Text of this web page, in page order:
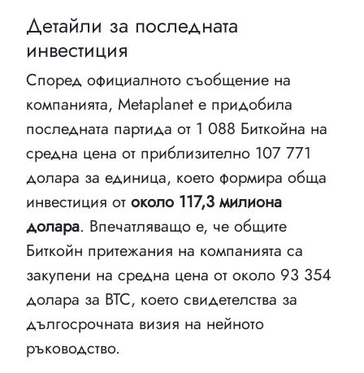
Детайли за последната
инвестиция
Според официалното съобщение на
компанията, Metaplanet е придобила
последната партида от 1 088 Биткойна на
средна цена от приблизително 107 771
долара за единица, което формира обща
инвестиция от около 117,3 милиона
долара. Впечатляващо е, че общите
Биткойн притежания на компанията са
закупени на средна цена от около 93 354
долара за BTC, което свидетелства за
дългосрочната визия на нейното
ръководство.